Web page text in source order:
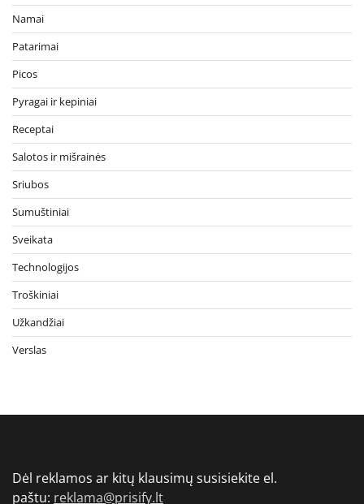
Namai
Patarimai
Picos
Pyragai ir kepiniai
Receptai
Salotos ir mišrainės
Sriubos
Sumuštiniai
Sveikata
Technologijos
Troškiniai
Užkandžiai
Verslas
Dėl reklamos ar kitų klausimų susisiekite el.
paštu: reklama@prisify.lt